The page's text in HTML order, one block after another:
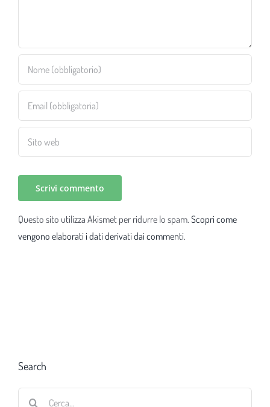
Questo sito utilizza Akismet per ridurre lo spam. Scopri come
vengono elaborati i dati derivati dai commenti.
Search